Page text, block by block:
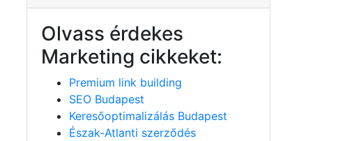
Olvass érdekes
Marketing cikkeket:
Premium link building
SEO Budapest
Keresőoptimalizálás Budapest
Észak-Atlanti szerződés